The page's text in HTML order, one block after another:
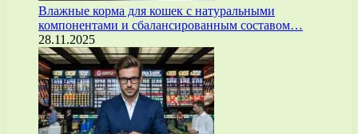
Влажные корма для кошек с натуральными
компонентами и сбалансированным составом…
28.11.2025